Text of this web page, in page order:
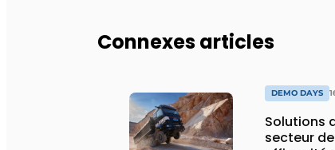
Connexes articles
DEMO DAYS
Solutions
secteur